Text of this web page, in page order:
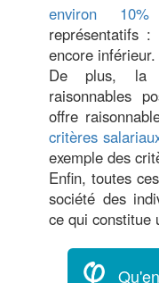
environ 10%
représentatifs
encore inférieur.
De plus, la
raisonnables
offre
critères
exemple des
Enfin, toutes
société des
ce qui constitue